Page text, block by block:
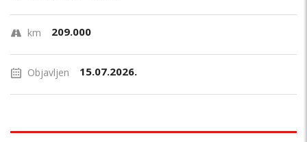
km 209.000
Objavljen 15.07.2026.